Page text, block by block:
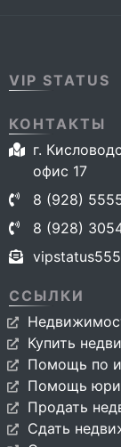
VIP STATUS
КОНТАКТЫ
г.
офис 17
8 (928)
8 (928)
ССЫЛКИ
Купить
Помощь по
Помощь
Продать
Сдать